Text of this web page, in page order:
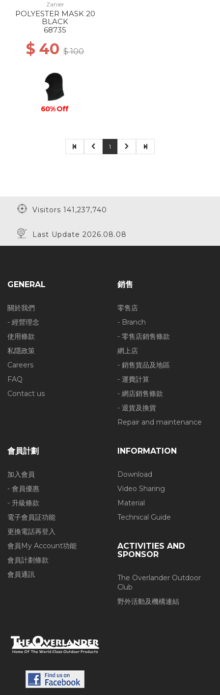
Zanier
POLYESTER MASK 20
BLACK
68735
$ 40 $ 100
60% Off
1
Visitors 141,237,740
Last Update 2026.08.08
GENERAL
關於我們
- 經營理念
使用條款
私隱政策
Careers
FAQ
Contact us
銷售
零售店
- Branch
- 零售店銷售條款
網上店
- 銷售貨品及地區
- 運費計算
- 網店銷售條款
- 退貨及換貨
Repair and maintenance
會員計劃
加入會員
- 會員優惠
- 升級條款
電子會員証功能
更換電話再登入
會員My Account功能
會員計劃條款
會員通訊
INFORMATION
Download
Video Sharing
Material
Technical Guide
ACTIVITIES AND
SPONSOR
The Overlander Outdoor
Club
野外活動及機構連結